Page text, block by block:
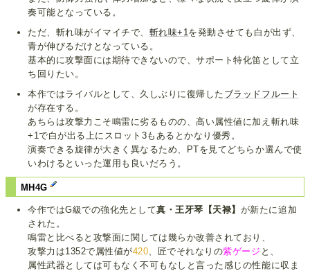
奏可能となっている。
ただ、斬れ味がイマイチで、 斬れ味+1 を発動させても白が出ず、
青が伸びるだけとなっている。
基本的に攻撃面には期待できないので、サポート特化笛として立
ち回りたい。
本作ではライバルとして、久しぶりに復帰した ブラッドフルート
が存在する。
あちらは攻撃力こそ鳴雷に劣るものの、高い属性値に加え斬れ味
+1で白が出る上にスロット3もあるとかなり優秀。
演奏できる旋律が大きく異なるため、PTを見てどちらか選んで使
いわけるといった運用も良いだろう。
MH4G
今作ではG級での強化先として真・王牙琴【天禄】 が新たに追加
された。
鳴雷と比べると攻撃面に関しては幾らか改善されており、
攻撃力は1352で属性値が420 、匠でそれなりの紫ゲージ と、
属性武器としては可もなく不可もなしと言った感じの性能に収ま